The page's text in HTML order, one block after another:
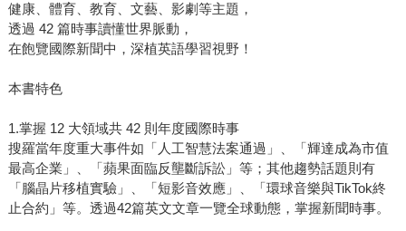
健康、體育、教育、文藝、影劇等主題，
透過 42 篇時事讀懂世界脈動，
在飽覽國際新聞中，深植英語學習視野！
本書特色
1.掌握 12 大領域共 42 則年度國際時事
搜羅當年度重大事件如「人工智慧法案通過」、「輝達成為市值
最高企業」、「蘋果面臨反壟斷訴訟」等；其他趨勢話題則有
「腦晶片移植實驗」、「短影音效應」、「環球音樂與TikTok終
止合約」等。透過42篇英文文章一覽全球動態，掌握新聞時事。